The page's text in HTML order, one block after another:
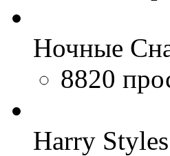
Ночные
8820
Harry Styles